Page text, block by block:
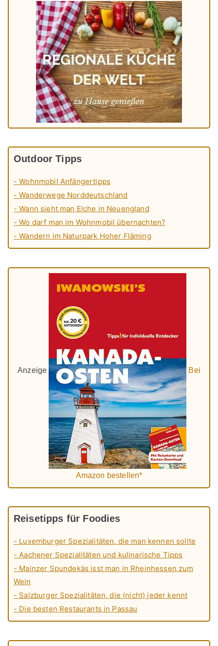
Outdoor Tipps
- Wohnmobil Anfängertipps
- Wanderwege Norddeutschland
- Wann sieht man Elche in Neuengland
- Wo darf man im Wohnmobil übernachten?
- Wandern im Naturpark Hoher Fläming
Anzeige Bei
Amazon bestellen*
Reisetipps für Foodies
- Luxemburger Spezialitäten, die man kennen sollte
- Aachener Spezialitäten und kulinarische Tipps
- Mainzer Spundekäs isst man in Rheinhessen zum
Wein
- Salzburger Spezialitäten, die (nicht) jeder kennt
- Die besten Restaurants in Passau